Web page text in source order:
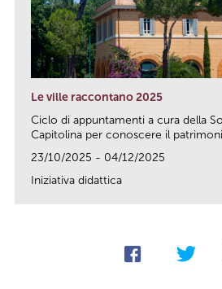
Le ville raccontano 2025
Ciclo di appuntamenti a cura della
Capitolina per conoscere il
23/10/2025 - 04/12/2025
Iniziativa didattica